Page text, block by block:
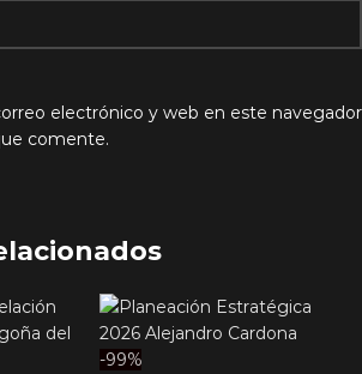
electrónico y web en este navegador
comente.
-99%